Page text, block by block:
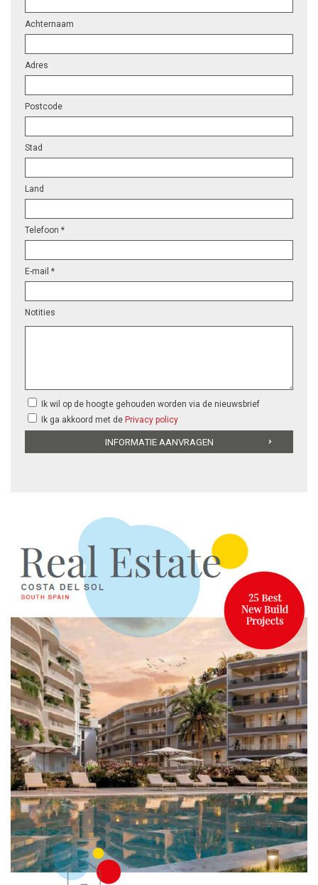
Achternaam
Adres
Postcode
Stad
Land
Telefoon *
E-mail *
Notities
Ik wil op de hoogte gehouden worden via de nieuwsbrief
Ik ga akkoord met de Privacy policy